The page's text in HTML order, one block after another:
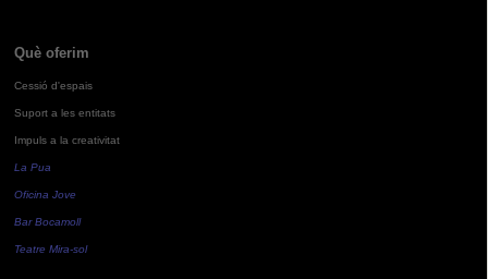
Què oferim
Cessió d'espais
Suport a les entitats
Impuls a la creativitat
La Pua
Oficina Jove
Bar Bocamoll
Teatre Mira-sol